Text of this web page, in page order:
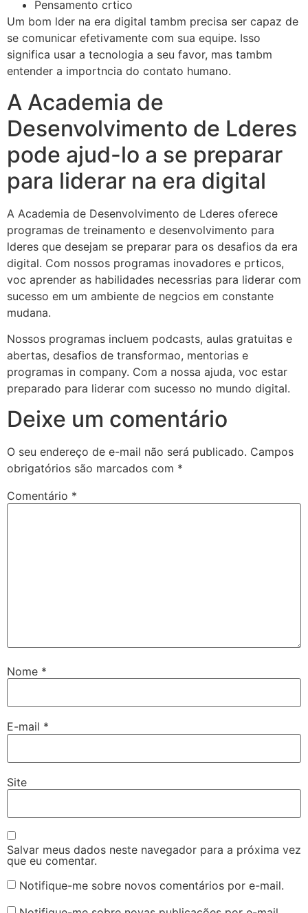
Pensamento crtico
Um bom lder na era digital tambm precisa ser capaz de
se comunicar efetivamente com sua equipe. Isso
significa usar a tecnologia a seu favor, mas tambm
entender a importncia do contato humano.
A Academia de
Desenvolvimento de Lderes
pode ajud-lo a se preparar
para liderar na era digital
A Academia de Desenvolvimento de Lderes oferece
programas de treinamento e desenvolvimento para
lderes que desejam se preparar para os desafios da era
digital. Com nossos programas inovadores e prticos,
voc aprender as habilidades necessrias para liderar com
sucesso em um ambiente de negcios em constante
mudana.
Nossos programas incluem podcasts, aulas gratuitas e
abertas, desafios de transformao, mentorias e
programas in company. Com a nossa ajuda, voc estar
preparado para liderar com sucesso no mundo digital.
Deixe um comentário
O seu endereço de e-mail não será publicado. Campos
obrigatórios são marcados com *
Comentário *
Nome *
E-mail *
Site
Salvar meus dados neste navegador para a próxima vez
que eu comentar.
Notifique-me sobre novos comentários por e-mail.